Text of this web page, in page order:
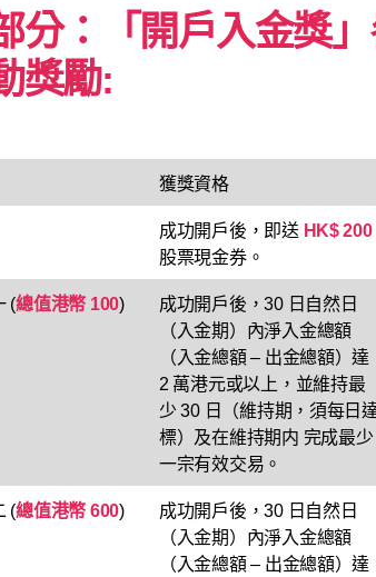
分：「開戶入金獎
獎勵:
獲獎資格
成功開戶後，即送 HK$ 200
股票現金券。
(總值港幣 100)
成功開戶後，30 日自然日
（入金期）內淨入金總額
（入金總額 – 出金總額）達
2 萬港元或以上，並維持最
少 30 日（維持期，須每日
標）及在維持期内 完成最少
一宗有效交易。
(總值港幣 600)
成功開戶後，30 日自然日
（入金期）內淨入金總額
（入金總額 – 出金總額）達